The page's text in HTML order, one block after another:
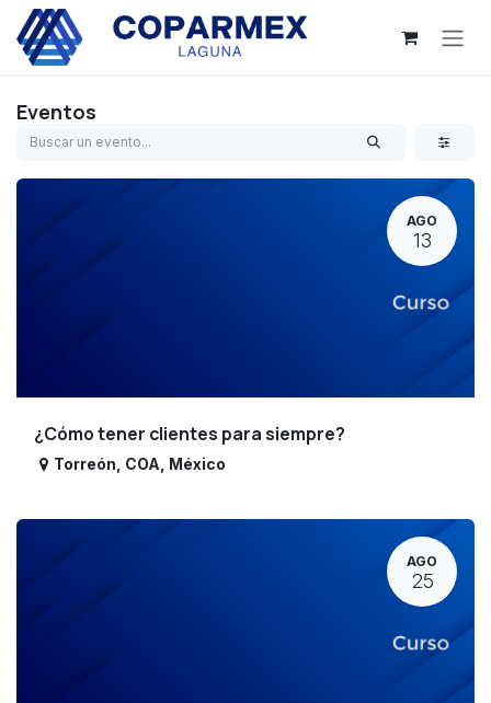
Ir al contenido
Eventos
AGO
13
¿Cómo tener clientes para siempre?
Torreón COA México
AGO
25